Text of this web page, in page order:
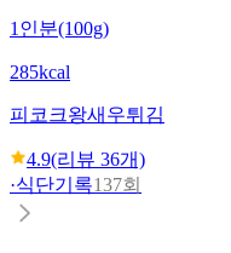
1인분(100g)
285kcal
피코크왕새우튀김
4.9(리뷰 36개)
·식단기록137회